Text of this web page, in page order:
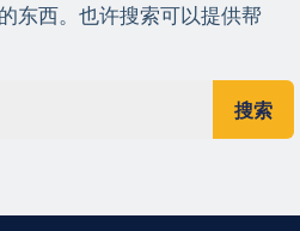
东西。也许搜索可以提供帮